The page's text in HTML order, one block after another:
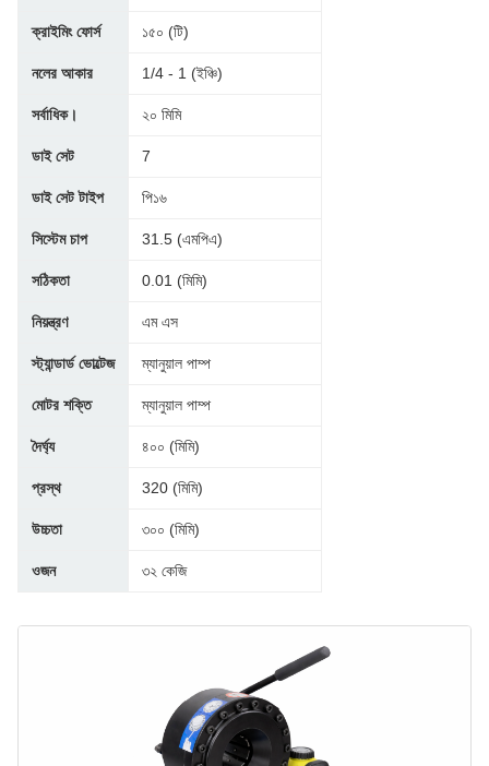
ক্রাইমিং ফোর্স ১৫০ (টি)
নলের আকার 1/4 - 1 (ইঞ্চি)
সর্বাধিক। ২০ মিমি
ডাই সেট 7
ডাই সেট টাইপ পি১৬
সিস্টেম চাপ 31.5 (এমপিএ)
সঠিকতা 0.01 (মিমি)
নিয়ন্ত্রণ এম এস
স্ট্যান্ডার্ড ভোল্টেজ ম্যানুয়াল পাম্প
মোটর শক্তি ম্যানুয়াল পাম্প
দৈর্ঘ্য ৪০০ (মিমি)
প্রস্থ 320 (মিমি)
উচ্চতা ৩০০ (মিমি)
ওজন ৩২ কেজি